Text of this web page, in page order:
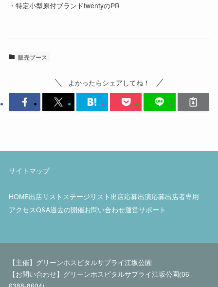
・特定小型原付ブランドtwentyのPR
販売ブース
よかったらシェアしてね！
サイトマップ
HOME出店リスト ステージリスト 出店応募出演応募出店者専用
アクセスQ&A過去の開催お問い合わせ運営サポート
【主催】グリーンホスピタルサプライ江坂公園
【お問い合わせ】グリーンホスピタルサプライ江坂公園(06-